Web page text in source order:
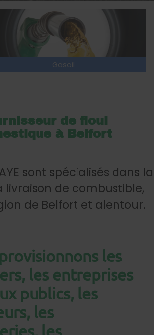
de fioul
à Belfort
sont spécialisés dans la
livraison de combustible,
de Belfort et alentour.
les
les entreprises
publics, les
les
les
Gasoil